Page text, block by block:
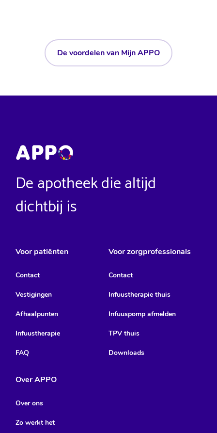
De voordelen van Mijn APPO
De apotheek die altijd
dichtbij is
Voor patiënten
Contact
Vestigingen
Afhaalpunten
Infuustherapie
FAQ
Voor zorgprofessionals
Contact
Infuustherapie thuis
Infuuspomp afmelden
TPV thuis
Downloads
Over APPO
Over ons
Zo werkt het